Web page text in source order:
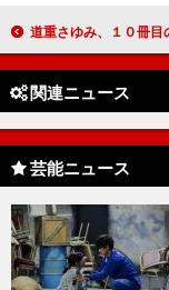
道重さゆみ、１０冊目のソロ写真集を発売 紅白出場に向け「年
関連ニュース
芸能ニュース